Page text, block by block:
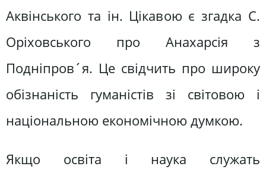
Аквінського та ін. Цікавою є згадка С.
Оріховського про Анахарсія з
Подніпров´я. Це свідчить про широку
обізнаність гуманістів зі світовою і
національною економічною думкою.
Якщо освіта і наука служать